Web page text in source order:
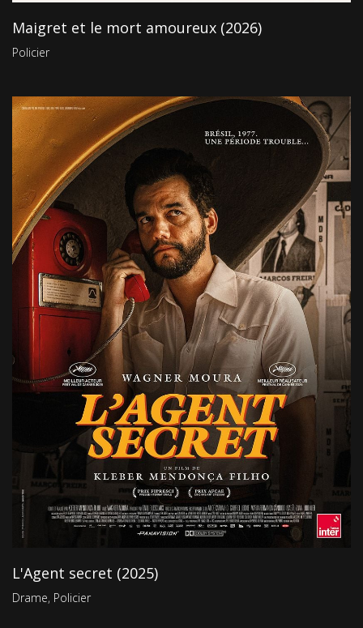
Maigret et le mort amoureux (2026)
Policier
L'Agent secret (2025)
Drame, Policier